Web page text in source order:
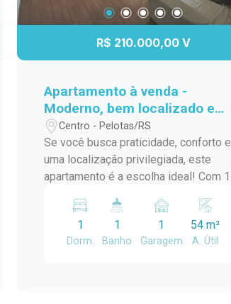
R$ 210.000,00 V
Apartamento à venda -
Moderno, bem localizado e
pronto para morar!
Centro - Pelotas/RS
Se você busca praticidade, conforto e
uma localização privilegiada, este
apartamento é a escolha ideal! Com 1
garagem, o imóvel é novo, foi pouco
habitado e está em excelente estado
de conservação, pronto para receber
1
Dorm.
1
Banho
1
Garagem
54 m²
A. Útil